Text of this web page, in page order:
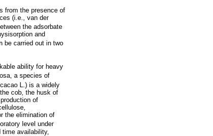
from the presence of
(i.e., van der
the adsorbate
and
be carried out in two
ability for heavy
a species of
L.) is a widely
cob, the husk of
of
the elimination of
level under
availability,